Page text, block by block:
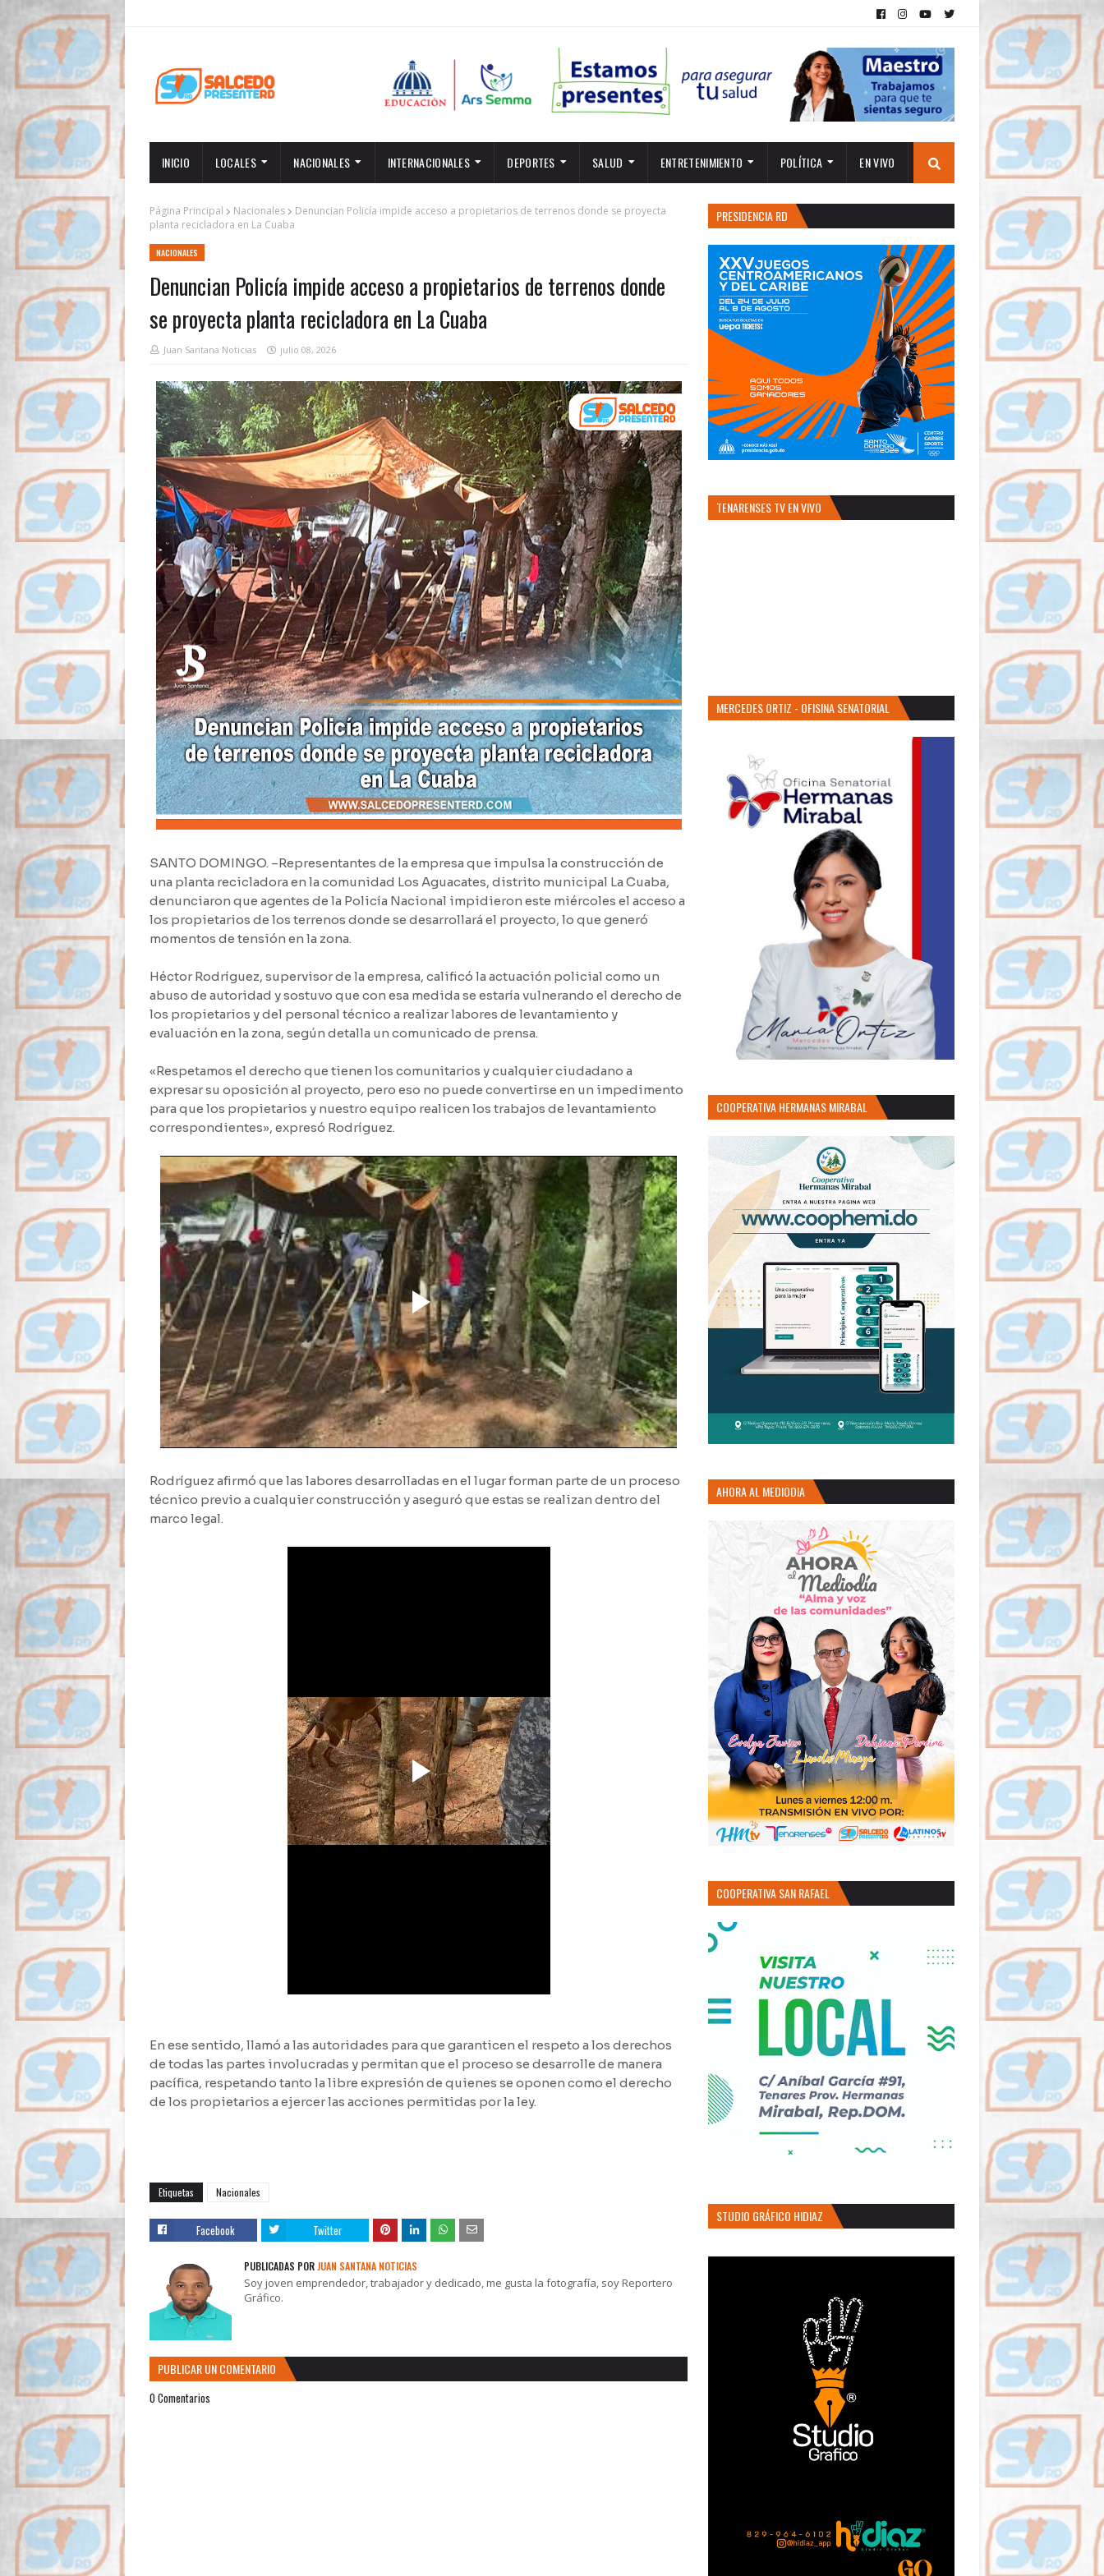
INICIO LOCALES NACIONALES INTERNACIONALES DEPORTES SALUD ENTRETENIMIENTO POLÍTICA EN VIVO
Página Principal Nacionales
Denuncian Policía impide acceso a propietarios de terrenos donde se proyecta
planta recicladora en La Cuaba
NACIONALES
Denuncian Policía impide acceso a propietarios de terrenos donde
se proyecta planta recicladora en La Cuaba
Juan Santana Noticias julio 08, 2026
SANTO DOMINGO. –Representantes de la empresa que impulsa la construcción de
una planta recicladora en la comunidad Los Aguacates, distrito municipal La Cuaba,
denunciaron que agentes de la Policía Nacional impidieron este miércoles el acceso a
los propietarios de los terrenos donde se desarrollará el proyecto, lo que generó
momentos de tensión en la zona.
Héctor Rodríguez, supervisor de la empresa, calificó la actuación policial como un
abuso de autoridad y sostuvo que con esa medida se estaría vulnerando el derecho de
los propietarios y del personal técnico a realizar labores de levantamiento y
evaluación en la zona, según detalla un comunicado de prensa.
«Respetamos el derecho que tienen los comunitarios y cualquier ciudadano a
expresar su oposición al proyecto, pero eso no puede convertirse en un impedimento
para que los propietarios y nuestro equipo realicen los trabajos de levantamiento
correspondientes», expresó Rodríguez.
Rodríguez afirmó que las labores desarrolladas en el lugar forman parte de un proceso
técnico previo a cualquier construcción y aseguró que estas se realizan dentro del
marco legal.
En ese sentido, llamó a las autoridades para que garanticen el respeto a los derechos
de todas las partes involucradas y permitan que el proceso se desarrolle de manera
pacífica, respetando tanto la libre expresión de quienes se oponen como el derecho
de los propietarios a ejercer las acciones permitidas por la ley.
Etiquetas Nacionales
Facebook Twitter
PUBLICADAS PORJUAN SANTANA NOTICIAS
Soy joven emprendedor, trabajador y dedicado, me gusta la fotografía, soy Reportero
Gráfico.
PUBLICAR UN COMENTARIO
0 Comentarios
PRESIDENCIA RD
TENARENSES TV EN VIVO
MERCEDES ORTIZ - OFISINA SENATORIAL
COOPERATIVA HERMANAS MIRABAL
AHORA AL MEDIODIA
COOPERATIVA SAN RAFAEL
STUDIO GRÁFICO HIDIAZ